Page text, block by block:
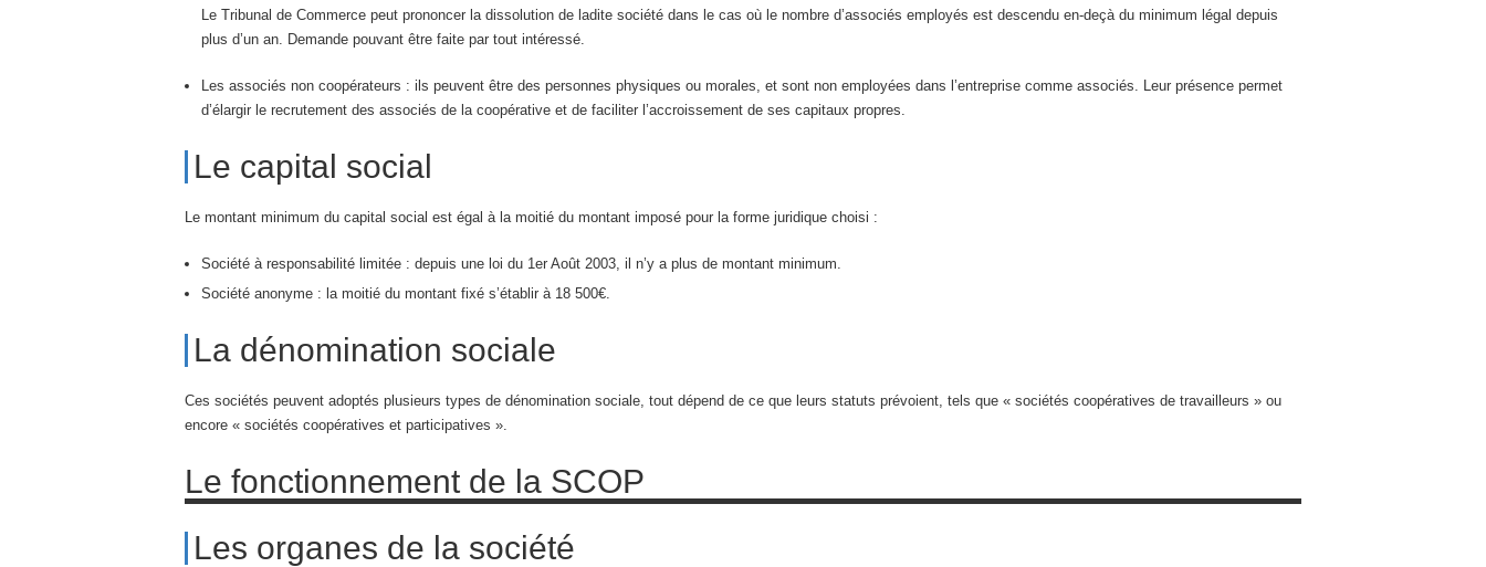
Le Tribunal de Commerce peut prononcer la dissolution de ladite société dans le cas où le nombre d’associés employés est descendu en-deçà du minimum légal depuis
plus d’un an. Demande pouvant être faite par tout intéressé.
Les associés non coopérateurs : ils peuvent être des personnes physiques ou morales, et sont non employées dans l’entreprise comme associés. Leur présence permet
d’élargir le recrutement des associés de la coopérative et de faciliter l’accroissement de ses capitaux propres.
Le capital social
Le montant minimum du capital social est égal à la moitié du montant imposé pour la forme juridique choisi :
Société à responsabilité limitée : depuis une loi du 1er Août 2003, il n’y a plus de montant minimum.
Société anonyme : la moitié du montant fixé s’établir à 18 500€.
La dénomination sociale
Ces sociétés peuvent adoptés plusieurs types de dénomination sociale, tout dépend de ce que leurs statuts prévoient, tels que « sociétés coopératives de travailleurs » ou
encore « sociétés coopératives et participatives ».
Le fonctionnement de la SCOP
Les organes de la société